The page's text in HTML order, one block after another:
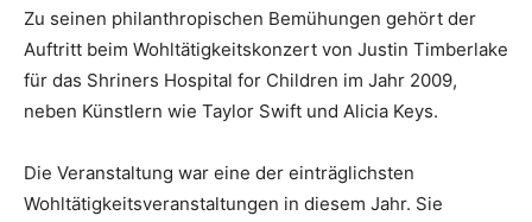
Zu seinen philanthropischen Bemühungen gehört der
Auftritt beim Wohltätigkeitskonzert von Justin Timberlake
für das Shriners Hospital for Children im Jahr 2009,
neben Künstlern wie Taylor Swift und Alicia Keys.
Die Veranstaltung war eine der einträglichsten
Wohltätigkeitsveranstaltungen in diesem Jahr. Sie